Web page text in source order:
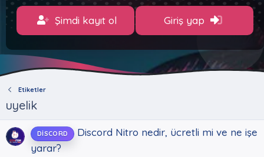
Şimdi kayıt ol Giriş yap
Etiketler
uyelik
DISCORD
Discord Nitro nedir, ücretli mi ve ne işe
yarar?